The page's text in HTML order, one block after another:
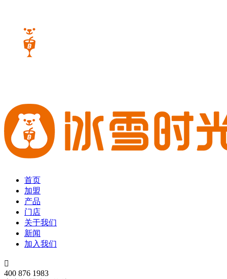
首页
加盟
产品
门店
关于我们
新闻
加入我们

400 876 1983